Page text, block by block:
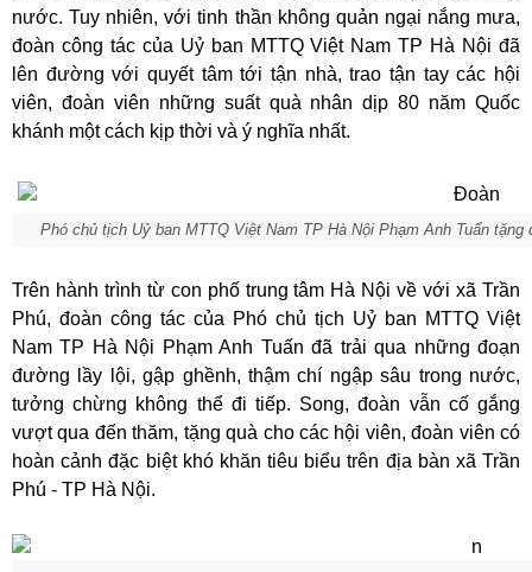
nước. Tuy nhiên, với tinh thần không quản ngại nắng mưa,
đoàn công tác của Uỷ ban MTTQ Việt Nam TP Hà Nội đã
lên đường với quyết tâm tới tận nhà, trao tận tay các hội
viên, đoàn viên những suất quà nhân dịp 80 năm Quốc
khánh một cách kịp thời và ý nghĩa nhất.
Phó chủ tịch Uỷ ban MTTQ Việt Nam TP Hà Nội Phạm Anh Tuấn
Trên hành trình từ con phố trung tâm Hà Nội về với xã Trần
Phú, đoàn công tác của Phó chủ tịch Uỷ ban MTTQ Việt
Nam TP Hà Nội Phạm Anh Tuấn đã trải qua những đoạn
đường lầy lội, gập ghềnh, thậm chí ngập sâu trong nước,
tưởng chừng không thể đi tiếp. Song, đoàn vẫn cố gắng
vượt qua đến thăm, tặng quà cho các hội viên, đoàn viên có
hoàn cảnh đặc biệt khó khăn tiêu biểu trên địa bàn xã Trần
Phú - TP Hà Nội.